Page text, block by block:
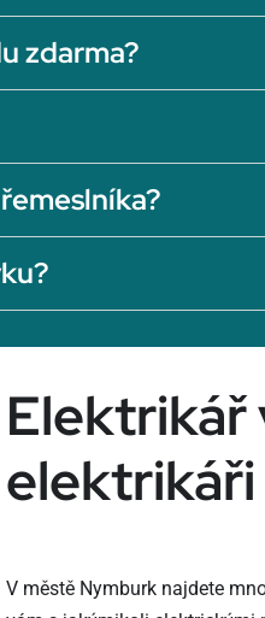
zdarma?
Elektrikář
V městě Nymburk najdete